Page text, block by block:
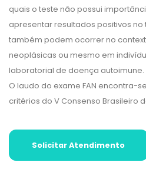
quais o teste não possui
apresentar resultados positivos no
também podem ocorrer no
neoplásicas ou mesmo em
laboratorial de doença autoimune.
O laudo do exame FAN encontra-
critérios do V Consenso Brasileiro
Solicitar Atendimento